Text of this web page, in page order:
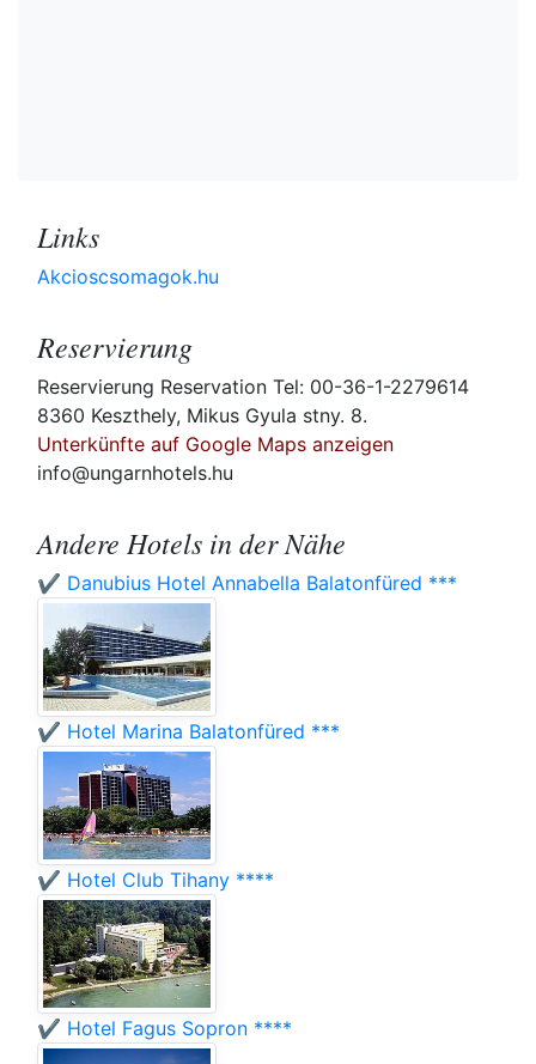
Links
Akcioscsomagok.hu
Reservierung
Reservierung Reservation Tel: 00-36-1-2279614
8360 Keszthely, Mikus Gyula stny. 8.
Unterkünfte auf Google Maps anzeigen
info@ungarnhotels.hu
Andere Hotels in der Nähe
✔️ Danubius Hotel Annabella Balatonfüred ***
✔️ Hotel Marina Balatonfüred ***
✔️ Hotel Club Tihany ****
✔️ Hotel Fagus Sopron ****